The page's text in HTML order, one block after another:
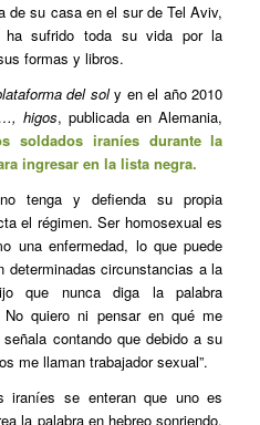
de su casa en el sur de Tel Aviv,
ha sufrido toda su vida por la
formas y libros.
del soly en el año 2010
higos, publicada en Alemania,
soldados iraníes durante la
ingresar en la lista negra.
tenga y defienda su propia
el régimen. Ser homosexual es
una enfermedad, lo que puede
circunstancias a la
que nunca diga la palabra
quiero ni pensar en qué me
contando que debido a su
me llaman trabajador sexual”.
iraníes se enteran que uno es
la palabra en hebreo sonriendo.